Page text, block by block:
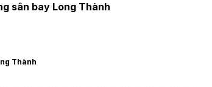
sân bay Long Thành
Thành